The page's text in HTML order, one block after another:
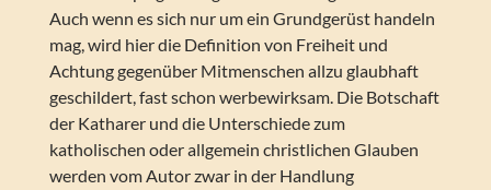
Auch wenn es sich nur um ein Grundgerüst handeln
mag, wird hier die Definition von Freiheit und
Achtung gegenüber Mitmenschen allzu glaubhaft
geschildert, fast schon werbewirksam. Die Botschaft
der Katharer und die Unterschiede zum
katholischen oder allgemein christlichen Glauben
werden vom Autor zwar in der Handlung